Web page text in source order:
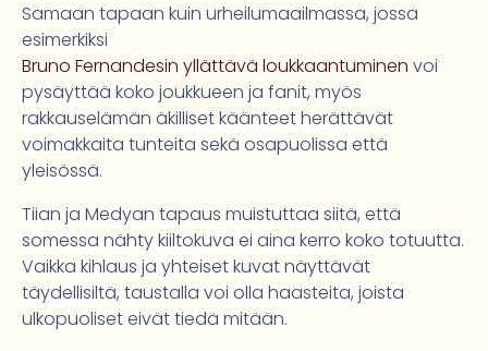
Samaan tapaan kuin urheilumaailmassa, jossa
esimerkiksi
Bruno Fernandesin yllättävä loukkaantuminen voi
pysäyttää koko joukkueen ja fanit, myös
rakkauselämän äkilliset käänteet herättävät
voimakkaita tunteita sekä osapuolissa että
yleisössä.
Tiian ja Medyan tapaus muistuttaa siitä, että
somessa nähty kiiltokuva ei aina kerro koko totuutta.
Vaikka kihlaus ja yhteiset kuvat näyttävät
täydellisiltä, taustalla voi olla haasteita, joista
ulkopuoliset eivät tiedä mitään.